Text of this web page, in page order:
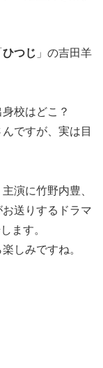
ひつじ 」の吉田羊
校はどこ？
ですが、実は目
演に竹野内豊、
送りするドラマ
ます。
しみですね。